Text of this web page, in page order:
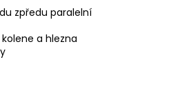
zpředu paralelní
a hlezna